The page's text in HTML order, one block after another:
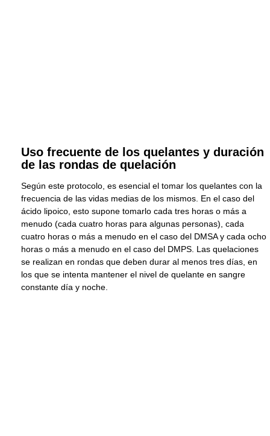
Uso frecuente de los quelantes y duración
de las rondas de quelación
Según este protocolo, es esencial el tomar los quelantes con la
frecuencia de las vidas medias de los mismos. En el caso del
ácido lipoico, esto supone tomarlo cada tres horas o más a
menudo (cada cuatro horas para algunas personas), cada
cuatro horas o más a menudo en el caso del DMSA y cada ocho
horas o más a menudo en el caso del DMPS. Las quelaciones
se realizan en rondas que deben durar al menos tres días, en
los que se intenta mantener el nivel de quelante en sangre
constante día y noche.